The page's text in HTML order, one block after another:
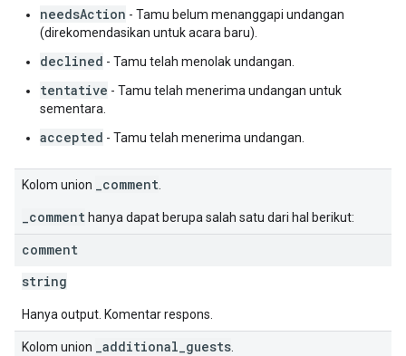
needsAction - Tamu belum menanggapi undangan
(direkomendasikan untuk acara baru).
declined - Tamu telah menolak undangan.
tentative - Tamu telah menerima undangan untuk
sementara.
accepted - Tamu telah menerima undangan.
Kolom union _comment
_comment hanya dapat berupa salah satu dari hal berikut:
comment
string
Hanya output. Komentar respons.
Kolom union _additional_guests